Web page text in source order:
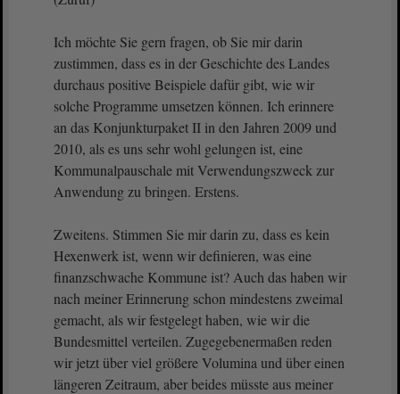
Ich möchte Sie gern fragen, ob Sie mir darin
zustimmen, dass es in der Geschichte des Landes
durchaus positive Beispiele dafür gibt, wie wir
solche Programme umsetzen können. Ich erinnere
an das Konjunkturpaket II in den Jahren 2009 und
2010, als es uns sehr wohl gelungen ist, eine
Kommunalpauschale mit Verwendungszweck zur
Anwendung zu bringen. Erstens.
Zweitens. Stimmen Sie mir darin zu, dass es kein
Hexenwerk ist, wenn wir definieren, was eine
finanzschwache Kommune ist? Auch das haben wir
nach meiner Erinnerung schon mindestens zweimal
gemacht, als wir festgelegt haben, wie wir die
Bundesmittel verteilen. Zugegebenermaßen reden
wir jetzt über viel größere Volumina und über einen
längeren Zeitraum, aber beides müsste aus meiner